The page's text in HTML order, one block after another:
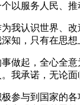
以服务人民、推
我认识世界、
，只有在思
做起，全心全
我承诺，无论
参与到国家的